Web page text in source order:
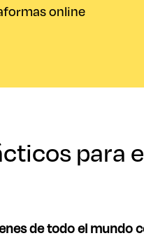
online
para
de todo el mundo